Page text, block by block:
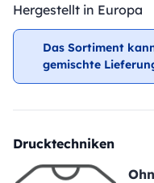
Hergestellt in Europa
Das Sortiment
gemischte
Drucktechniken